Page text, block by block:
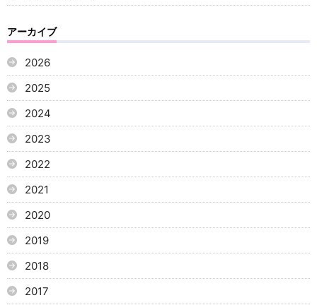
アーカイブ
2026
2025
2024
2023
2022
2021
2020
2019
2018
2017